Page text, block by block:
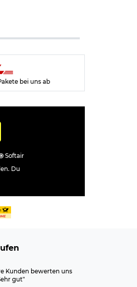
bei uns ab
Softair
Du
Kunden bewerten uns
gut"